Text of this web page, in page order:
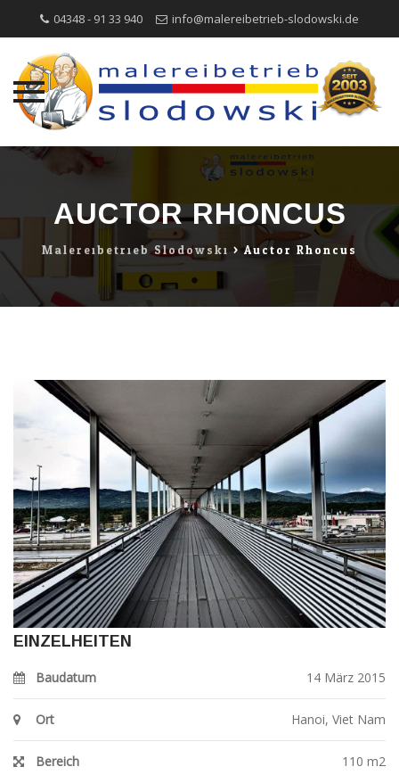
04348 - 91 33 940 info@malereibetrieb-slodowski.de
Direkt
AUCTOR RHONCUS
Malereibetrieb Slodowski >Auctor Rhoncus
EINZELHEITEN
Baudatum 14 März 2015
Ort Hanoi, Viet Nam
Bereich 110 m2